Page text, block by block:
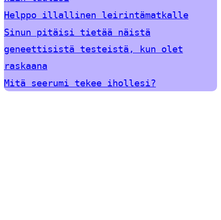
Helppo illallinen leirintämatkalle
Sinun pitäisi tietää näistä
geneettisistä testeistä, kun olet
raskaana
Mitä seerumi tekee ihollesi?